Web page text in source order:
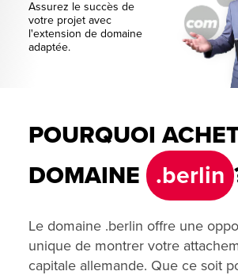
Assurez le succès de
votre projet avec
l'extension de domaine
adaptée.
POURQUOI
DOMAINE .berlin
Le domaine .berlin offre une
unique de montrer votre
capitale allemande. Que ce soit